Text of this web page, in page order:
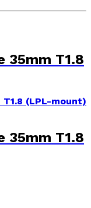
35mm T1.8
35mm T1.8